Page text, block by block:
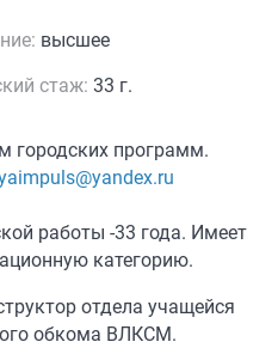
высшее
стаж: 33 г.
городских программ.
работы -33 года. Имеет
категорию.
отдела учащейся
обкома ВЛКСМ.